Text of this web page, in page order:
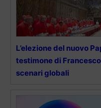
L’elezione del nuovo
testimone di
scenari globali